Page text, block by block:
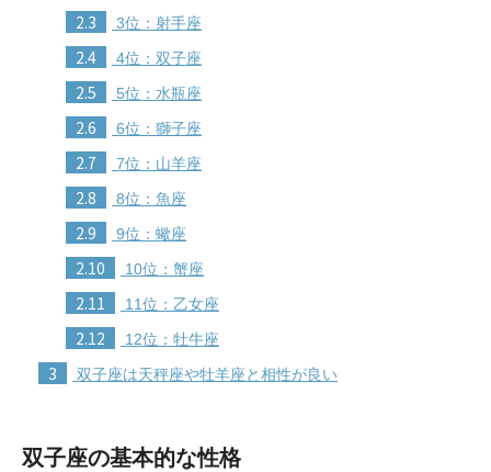
2.3 3位：射手座
2.4 4位：双子座
2.5 5位：水瓶座
2.6 6位：獅子座
2.7 7位：山羊座
2.8 8位：魚座
2.9 9位：蠍座
2.10 10位：蟹座
2.11 11位：乙女座
2.12 12位：牡牛座
3 双子座は天秤座や牡羊座と相性が良い
双子座の基本的な性格